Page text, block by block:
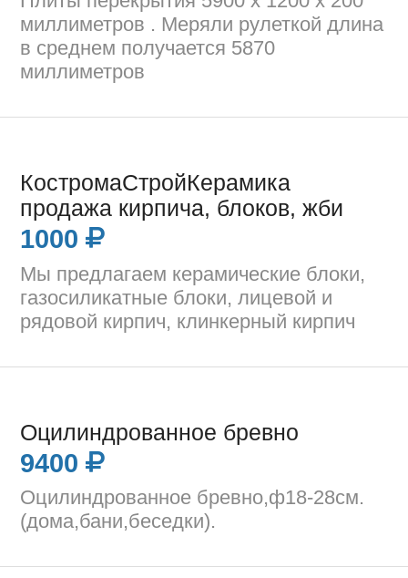
миллиметров . Меряли рулеткой длина
в среднем получается 5870
миллиметров
КостромаСтройКерамика
продажа кирпича, блоков, жби
1000
Мы предлагаем керамические блоки,
газосиликатные блоки, лицевой и
рядовой кирпич, клинкерный кирпич
Оцилиндрованное бревно
9400
Оцилиндрованное бревно,ф18-28см.
(дома,бани,беседки).